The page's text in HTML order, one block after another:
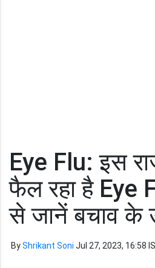
Eye Flu: इस
फैल रहा है Eye
से जानें बचाव के
ByShrikant Soni Jul 27, 2023, 16:58